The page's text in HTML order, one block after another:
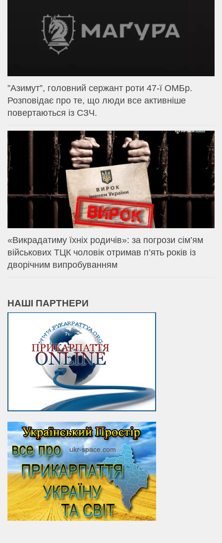
⁨”Азимут”, головний сержант роти 47-ї ОМБр.
Розповідає про те, що люди все активніше
повертаються із СЗЧ.
«Викрадатиму їхніх родичів»: за погрози сім’ям
військових ТЦК чоловік отримав п’ять років із
дворічним випробуванням
НАШІ ПАРТНЕРИ